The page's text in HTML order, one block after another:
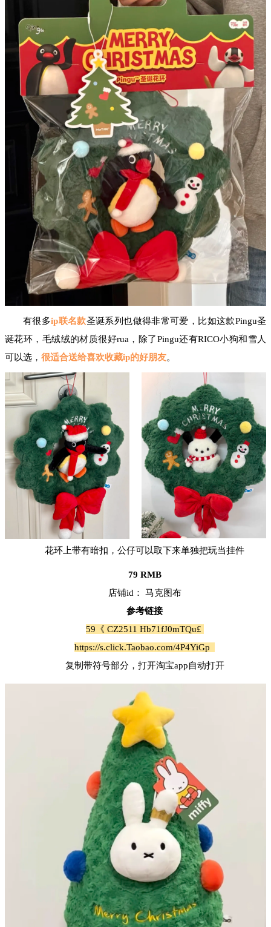
有很多ip联名款圣诞系列也做得非常可爱，比如这款Pingu圣
诞花环，毛绒绒的材质很好rua，除了Pingu还有RICO小狗和雪人
可以选， 很适合送给喜欢收藏ip的好朋友。
花环上带有暗扣，公仔可以取下来单独把玩当挂件
79 RMB
店铺id： 马克图布
参考链接
59《 CZ2511 Hb71fJ0mTQu£
https://s.click.Taobao.com/4P4YiGp
复制带符号部分，打开淘宝app自动打开